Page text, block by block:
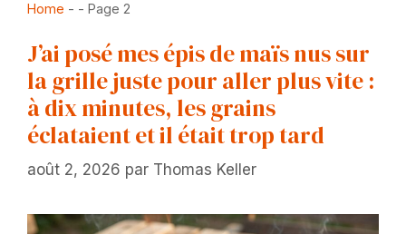
Home - - Page 2
J’ai posé mes épis de maïs nus sur
la grille juste pour aller plus vite :
à dix minutes, les grains
éclataient et il était trop tard
août 2, 2026 par Thomas Keller